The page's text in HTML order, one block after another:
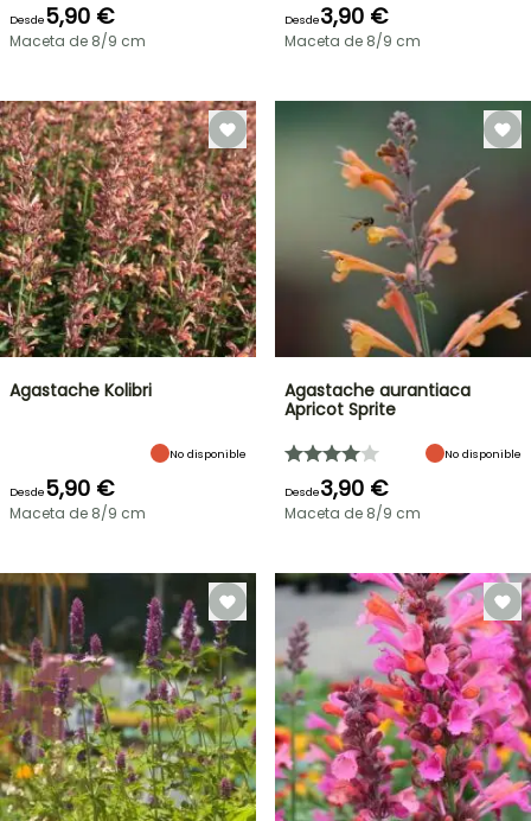
Desde5,90 €
Maceta de 8/9 cm
Desde3,90 €
Maceta de 8/9 cm
Agastache Kolibri
No disponible
Desde5,90 €
Maceta de 8/9 cm
Agastache aurantiaca
Apricot Sprite
No disponible
Desde3,90 €
Maceta de 8/9 cm